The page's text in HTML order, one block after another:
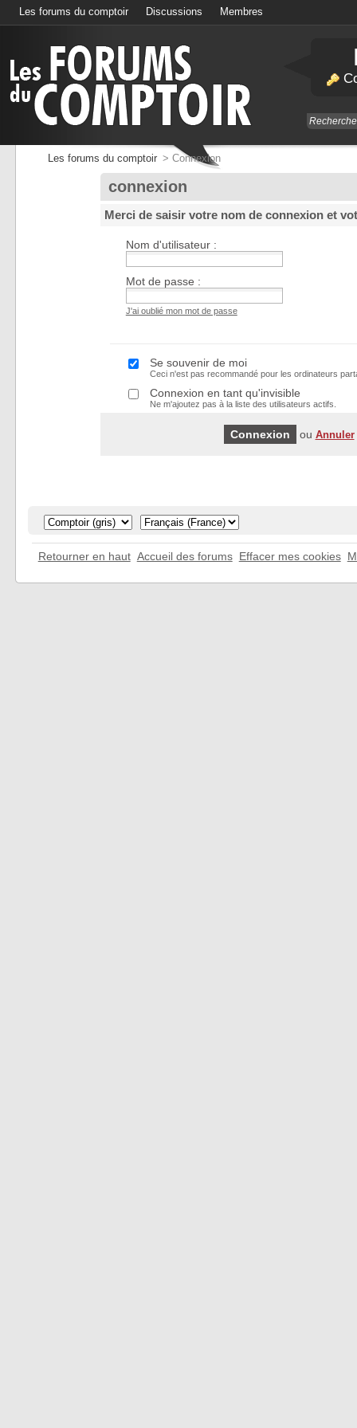
Les forums du comptoir Discussions Membres
Les forums du comptoir > Connexion
connexion
Merci de saisir votre nom de connexion et
Nom d'utilisateur :
Mot de passe :
J'ai oublié mon mot de passe
Se souvenir de moi
Ceci n'est pas recommandé pour les ordinateurs
Connexion en tant qu'invisible
Ne m'ajoutez pas à la liste des utilisateurs actifs.
ou Annuler
Retourner en haut Accueil des forums Effacer mes cookies